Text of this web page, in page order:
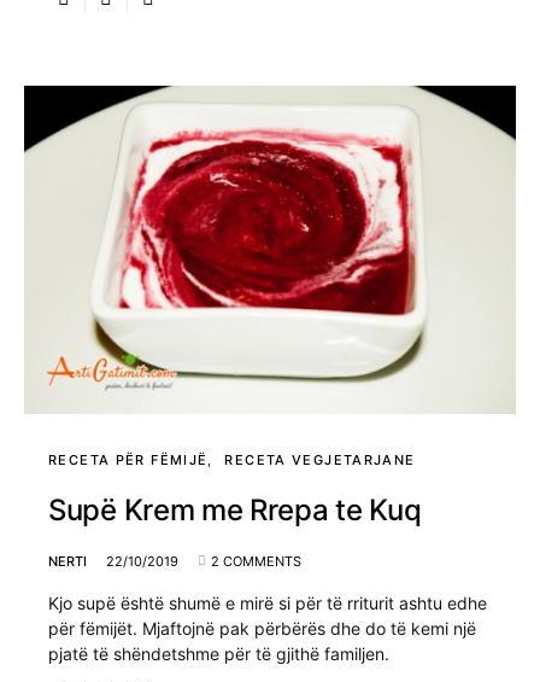
RECETA PËR FËMIJË RECETA VEGJETARJANE
Supë Krem me Rrepa te Kuq
NERTI 22/10/2019 2 COMMENTS
Kjo supë është shumë e mirë si për të rriturit ashtu edhe
për fëmijët. Mjaftojnë pak përbërës dhe do të kemi një
pjatë të shëndetshme për të gjithë familjen.